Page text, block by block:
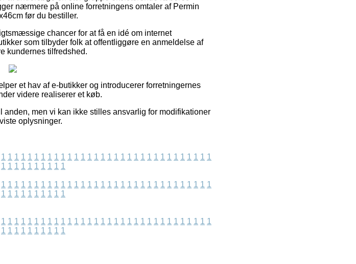
nærmere på online forretningens omtaler af Permin
før du bestiller.
chancer for at få en idé om internet
som tilbyder folk at offentliggøre en anmeldelse af
kundernes tilfredshed.
et hav af e-butikker og introducerer forretningernes
videre realiserer et køb.
men vi kan ikke stilles ansvarlig for modifikationer
oplysninger.
1 1 1 1 1 1 1 1 1 1 1 1 1 1 1 1 1 1 1 1 1 1 1 1 1 1 1 1 1 1 1 1
1 1 1 1 1 1 1 1 1 1
1 1 1 1 1 1 1 1 1 1 1 1 1 1 1 1 1 1 1 1 1 1 1 1 1 1 1 1 1 1 1 1
1 1 1 1 1 1 1 1 1 1
1 1 1 1 1 1 1 1 1 1 1 1 1 1 1 1 1 1 1 1 1 1 1 1 1 1 1 1 1 1 1 1
1 1 1 1 1 1 1 1 1 1